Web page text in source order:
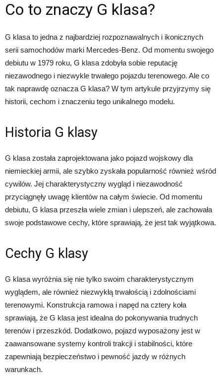
Co to znaczy G klasa?
G klasa to jedna z najbardziej rozpoznawalnych i ikonicznych
serii samochodów marki Mercedes-Benz. Od momentu swojego
debiutu w 1979 roku, G klasa zdobyła sobie reputację
niezawodnego i niezwykle trwałego pojazdu terenowego. Ale co
tak naprawdę oznacza G klasa? W tym artykule przyjrzymy się
historii, cechom i znaczeniu tego unikalnego modelu.
Historia G klasy
G klasa została zaprojektowana jako pojazd wojskowy dla
niemieckiej armii, ale szybko zyskała popularność również wśród
cywilów. Jej charakterystyczny wygląd i niezawodność
przyciągnęły uwagę klientów na całym świecie. Od momentu
debiutu, G klasa przeszła wiele zmian i ulepszeń, ale zachowała
swoje podstawowe cechy, które sprawiają, że jest tak wyjątkowa.
Cechy G klasy
G klasa wyróżnia się nie tylko swoim charakterystycznym
wyglądem, ale również niezwykłą trwałością i zdolnościami
terenowymi. Konstrukcja ramowa i napęd na cztery koła
sprawiają, że G klasa jest idealna do pokonywania trudnych
terenów i przeszkód. Dodatkowo, pojazd wyposażony jest w
zaawansowane systemy kontroli trakcji i stabilności, które
zapewniają bezpieczeństwo i pewność jazdy w różnych
warunkach.